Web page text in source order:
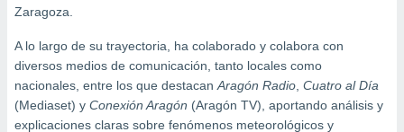
digital
permite
Zaragoza.
A lo largo de su trayectoria, ha colaborado y colabora con
diversos medios de comunicación, tanto locales como
nacionales, entre los que destacanAragón Radio, Cuatro al Día
(Mediaset) y Conexión Aragón (Aragón TV), aportando análisis y
explicaciones claras sobre fenómenos meteorológicos y